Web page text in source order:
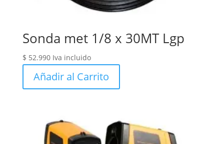
Sonda met 1/8 x 30MT Lgp
$ 52.990 Iva incluido
Añadir al Carrito